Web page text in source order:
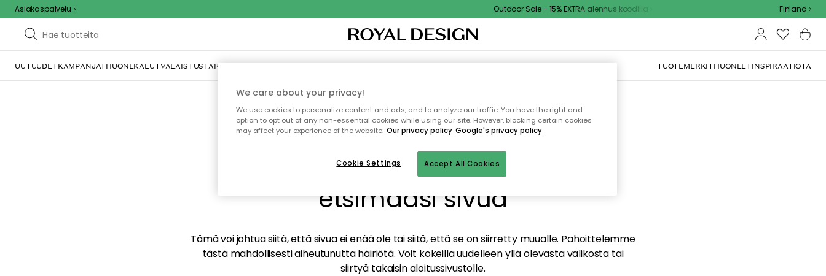
Asiakaspalvelu Outdoor Sale - 15% EXTRA alennus koodilla Finland
UUTUUDETKAMPANJATHUONEKALUTVALAISTUSTARJOILU JA KATTAUSSISUSTUSTEKSTIILIT & MATOTKEITTIÖSÄILYTYSULKOKALUSTEET TUOTEMERKITHUONEETINSPIRAATIOTA
Emme valitettavasti löydä
etsimääsi sivua
Tämä voi johtua siitä, että sivua ei enää ole tai siitä, että se on siirretty muualle. Pahoittelemme
tästä mahdollisesti aiheutunutta häiriötä. Voit kokeilla uudelleen yllä olevasta valikosta tai
siirtyä takaisin aloitussivustolle.
We care about your privacy!
We use cookies to personalize content and ads, and to analyze our traffic. You have the right and
option to opt out of any non-essential cookies while using our site. However, blocking certain cookies
may affect your experience of the website. Our privacy policy Google's privacy policy
Accept All Cookies
Cookie Settings